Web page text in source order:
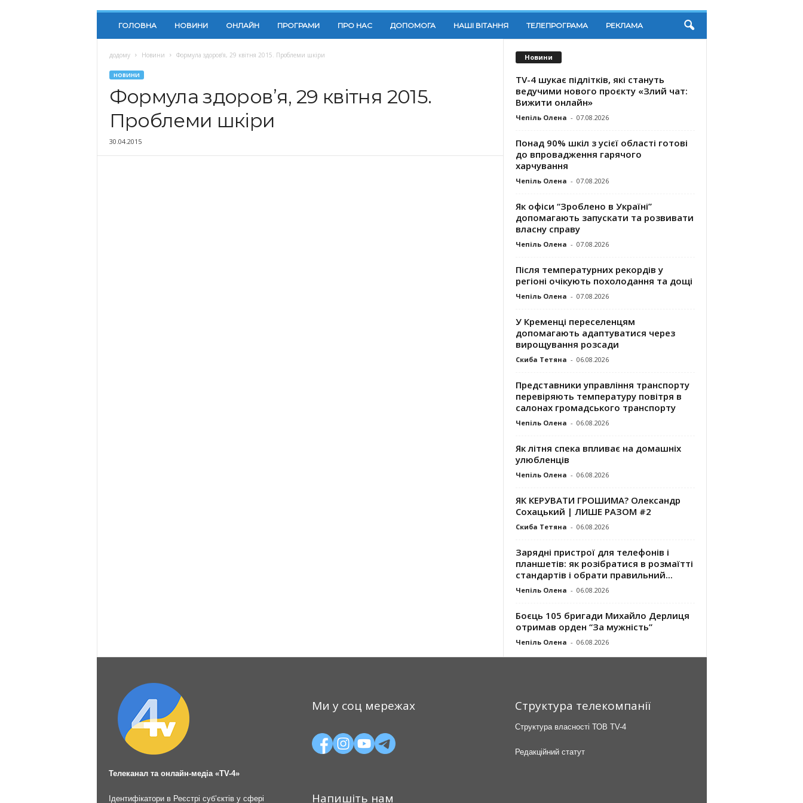
ГОЛОВНА НОВИНИ ОНЛАЙН ПРОГРАМИ ПРО НАС ДОПОМОГА НАШІ ВІТАННЯ ТЕЛЕПРОГРАМА РЕКЛАМА
додому Новини Формула здоров’я, 29 квітня 2015. Проблеми шкіри
НОВИНИ
Формула здоров’я, 29 квітня 2015.
Проблеми шкіри
30.04.2015
Новини
TV-4 шукає підлітків, які стануть
ведучими нового проєкту «Злий чат:
Вижити онлайн»
Чепіль Олена - 07.08.2026
Понад 90% шкіл з усієї області готові
до впровадження гарячого
харчування
Чепіль Олена - 07.08.2026
Як офіси “Зроблено в Україні”
допомагають запускaти та розвивати
власну справу
Чепіль Олена - 07.08.2026
Після температурних рекордів у
регіоні очікують похолодання та дощі
Чепіль Олена - 07.08.2026
У Кременці переселенцям
допомагають адаптуватися через
вирощування розсади
Скиба Тетяна - 06.08.2026
Представники управління транспорту
перевіряють температуру повітря в
салонах громадського транспорту
Чепіль Олена - 06.08.2026
Як літня спека впливає на домашніх
улюбленців
Чепіль Олена - 06.08.2026
ЯК КЕРУВАТИ ГРОШИМА? Олександр
Сохацький | ЛИШЕ РАЗОМ #2
Скиба Тетяна - 06.08.2026
Зарядні пристрої для телефонів і
планшетів: як розібратися в розмаїтті
стандартів і обрати правильний...
Чепіль Олена - 06.08.2026
Боєць 105 бригади Михайло Дерлиця
отримав орден “За мужність”
Чепіль Олена - 06.08.2026
Телеканал та онлайн-медіа «TV-4»
Ідентифікатори в Реєстрі суб’єктів у сфері
Ми у соц мережах
Напишіть нам
Структура телекомпанії
Структура власності ТОВ TV-4
Редакційний статут